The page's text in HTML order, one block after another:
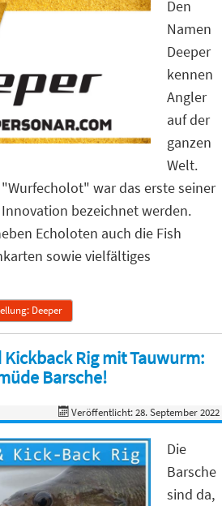
Den
Namen
Deeper
kennen
Angler
auf der
ganzen
Welt.
war das erste seiner
bezeichnet werden.
Echoloten auch die Fish
sowie vielfältiges
Deeper
Rig mit Tauwurm:
Barsche!
Veröffentlicht: 28. September 2022
Die
Barsche
sind da,